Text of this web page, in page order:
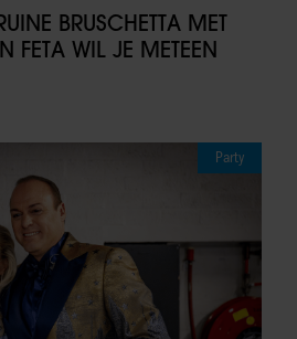
BRUSCHETTA MET
FETA WIL JE METEEN
Party